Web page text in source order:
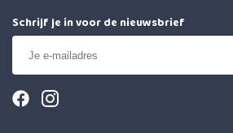
Schrijf je in voor de nieuwsbrief